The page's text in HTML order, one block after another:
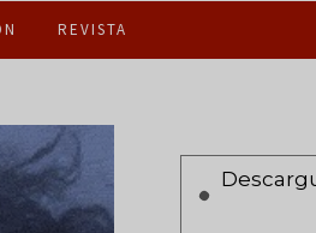
REVISTA
Paginación